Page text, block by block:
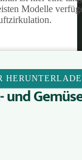
Modelle
und